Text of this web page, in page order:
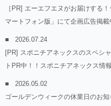
［PR] エーエフエヌがお届けする
マートフォン版」にて企画広告掲載
2026.07.24
[PR] スポニチアネックスのスペシ
トPR中！！スポニチアネックス情
2026.05.02
ゴールデンウィークの休業日のお知